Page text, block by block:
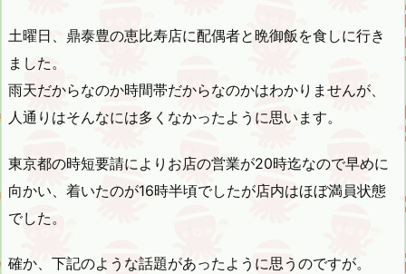
土曜日、鼎泰豊の恵比寿店に配偶者と晩御飯を食しに行き
ました。
雨天だからなのか時間帯だからなのかはわかりませんが、
人通りはそんなには多くなかったように思います。
東京都の時短要請によりお店の営業が20時迄なので早めに
向かい、着いたのが16時半頃でしたが店内はほぼ満員状態
でした。
確か、下記のような話題があったように思うのですが。